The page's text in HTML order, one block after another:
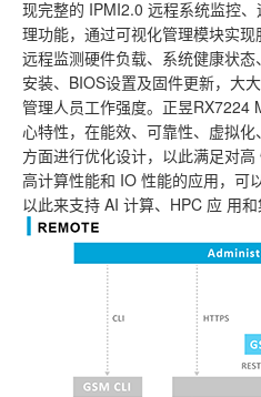
现完整的 IPMI2.0 远程系统监控
理功能，通过可视化管理模块实
远程监测硬件负载、系统健康状
安装、BIOS设置及固件更新，大
管理人员工作强度。正昱RX7224
心特性，在能效、可靠性、虚拟
方面进行优化设计，以此满足对
高计算性能和 IO 性能的应用，可
以此来支持 AI 计算、HPC 应 用和